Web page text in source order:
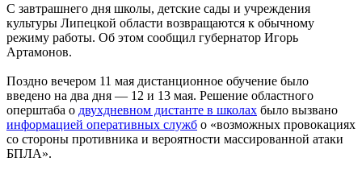
С завтрашнего дня школы, детские сады и учреждения
культуры Липецкой области возвращаются к обычному
режиму работы. Об этом сообщил губернатор Игорь
Артамонов.
Поздно вечером 11 мая дистанционное обучение было
введено на два дня — 12 и 13 мая. Решение областного
оперштаба о двухдневном дистанте в школах было вызвано
информацией оперативных служб о «возможных провокациях
со стороны противника и вероятности массированной атаки
БПЛА».